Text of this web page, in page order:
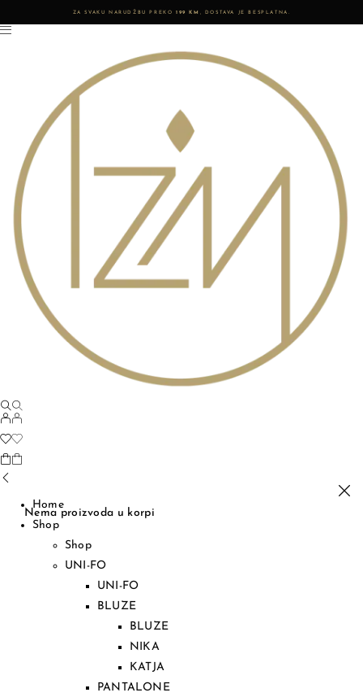
ZA SVAKU NARUDŽBU PREKO 199 KM , DOSTAVA JE BESPLATNA.
Nema proizvoda u korpi
Home
Shop
Shop
UNI-FO
UNI-FO
BLUZE
BLUZE
NIKA
KATJA
PANTALONE